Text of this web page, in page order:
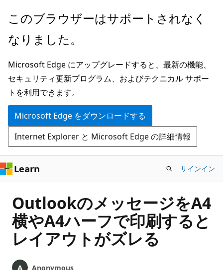
メ
ン
ン
テ
ン
ツ
に
ス
キ
ッ
プ
このブラウザーはサポートされなく
なりました。
Microsoft Edge にアップグレードすると、最新の機能、
セキュリティ更新プログラム、およびテクニカル サポー
トを利用できます。
Microsoft Edge をダウンロードする
Internet Explorer と Microsoft Edge の詳細情報
Learn サインイン
OutlookのメッセージをA4
横やA4ハーフで印刷すると
レイアウトがズレる
Anonymous